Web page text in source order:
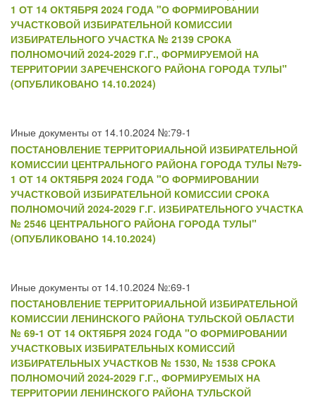
1 ОТ 14 ОКТЯБРЯ 2024 ГОДА "О ФОРМИРОВАНИИ
УЧАСТКОВОЙ ИЗБИРАТЕЛЬНОЙ КОМИССИИ
ИЗБИРАТЕЛЬНОГО УЧАСТКА № 2139 СРОКА
ПОЛНОМОЧИЙ 2024-2029 Г.Г., ФОРМИРУЕМОЙ НА
ТЕРРИТОРИИ ЗАРЕЧЕНСКОГО РАЙОНА ГОРОДА ТУЛЫ"
(ОПУБЛИКОВАНО 14.10.2024)
Иные документы от 14.10.2024 №:79-1
ПОСТАНОВЛЕНИЕ ТЕРРИТОРИАЛЬНОЙ ИЗБИРАТЕЛЬНОЙ
КОМИССИИ ЦЕНТРАЛЬНОГО РАЙОНА ГОРОДА ТУЛЫ №79-
1 ОТ 14 ОКТЯБРЯ 2024 ГОДА "О ФОРМИРОВАНИИ
УЧАСТКОВОЙ ИЗБИРАТЕЛЬНОЙ КОМИССИИ СРОКА
ПОЛНОМОЧИЙ 2024-2029 Г.Г. ИЗБИРАТЕЛЬНОГО УЧАСТКА
№ 2546 ЦЕНТРАЛЬНОГО РАЙОНА ГОРОДА ТУЛЫ"
(ОПУБЛИКОВАНО 14.10.2024)
Иные документы от 14.10.2024 №:69-1
ПОСТАНОВЛЕНИЕ ТЕРРИТОРИАЛЬНОЙ ИЗБИРАТЕЛЬНОЙ
КОМИССИИ ЛЕНИНСКОГО РАЙОНА ТУЛЬСКОЙ ОБЛАСТИ
№ 69-1 ОТ 14 ОКТЯБРЯ 2024 ГОДА "О ФОРМИРОВАНИИ
УЧАСТКОВЫХ ИЗБИРАТЕЛЬНЫХ КОМИССИЙ
ИЗБИРАТЕЛЬНЫХ УЧАСТКОВ № 1530, № 1538 СРОКА
ПОЛНОМОЧИЙ 2024-2029 Г.Г., ФОРМИРУЕМЫХ НА
ТЕРРИТОРИИ ЛЕНИНСКОГО РАЙОНА ТУЛЬСКОЙ